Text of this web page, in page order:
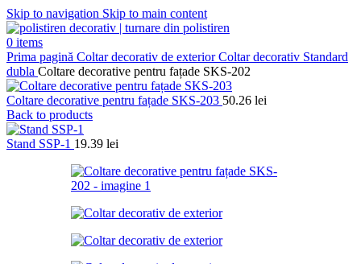
Skip to navigation Skip to main content
0 items
Prima pagină Coltar decorativ de exteriorColtar decorativ Standard
dubla Coltare decorative pentru fațade SKS-202
Coltare decorative pentru fațade SKS-203 50.26 lei
Back to products
Stand SSP-1 19.39 lei